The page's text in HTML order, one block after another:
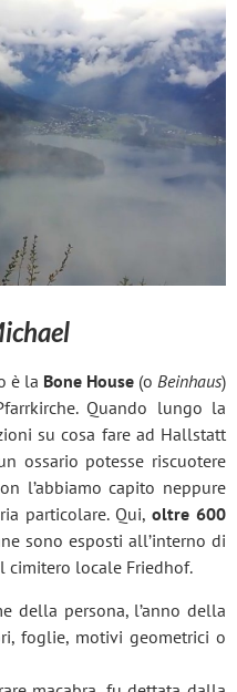
è la Bone House (o Beinhaus)
Quando lungo la
su cosa fare ad Hallstatt
ossario potesse riscuotere
l’abbiamo capito neppure
particolare. Qui, oltre 600
sono esposti all’interno di
cimitero locale Friedhof.
della persona, l’anno della
foglie, motivi geometrici o